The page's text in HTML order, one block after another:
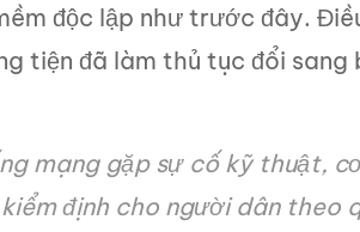
độc lập như trước đây.
tiện đã làm thủ tục đổi sang
mạng gặp sự cố kỹ thuật,
định cho người dân theo